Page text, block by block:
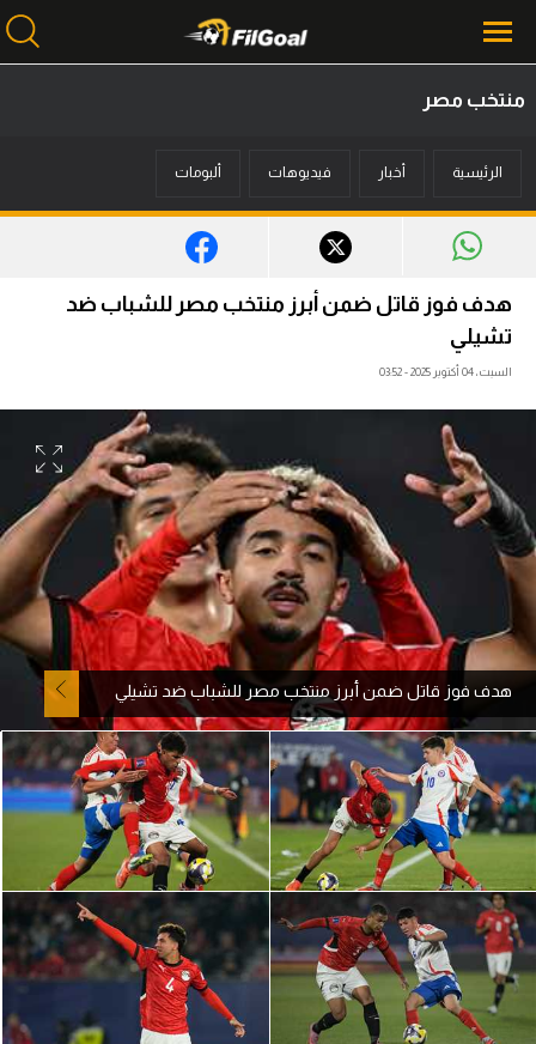
أخبار
ميركاتو
فانتازي في الجول
مسابقة التوقعات
فيديوهات
عدسات
ركن الألعاب
بطولات
أمريكا 2026
الدوري المصري
الدوري الإنجليزي الممتاز
الدوري الإسباني
الدوري الإيطالي
الدوري الألماني
منتخب مصر
الرئيسية أخبار فيديوهات ألبومات
هدف فوز قاتل ضمن أبرز منتخب مصر للشباب ضد
تشيلي
السبت، 04 أكتوبر 2025 - 03:52
هدف فوز قاتل ضمن أبرز منتخب مصر للشباب ضد تشيلي